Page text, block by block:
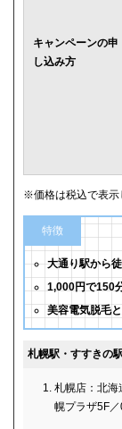
キャンペーンの申
し込み方
※価格は税込で表示
特徴
大通り駅から
1,000円で150
美容電気脱毛
札幌駅・すすきの
札幌店：北海
幌プラザ5F